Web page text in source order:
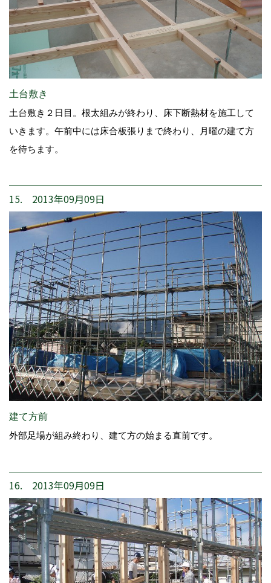
土台敷き
土台敷き２日目。根太組みが終わり、床下断熱材を施工して
いきます。午前中には床合板張りまで終わり、月曜の建て方
を待ちます。
15. 2013年09月09日
建て方前
外部足場が組み終わり、建て方の始まる直前です。
16. 2013年09月09日